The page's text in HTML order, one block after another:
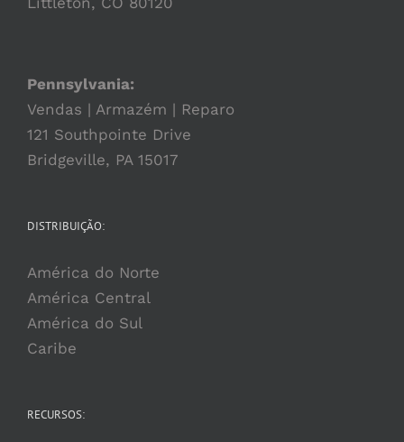
Pennsylvania:
Vendas | Armazém | Reparo
121 Southpointe Drive
Bridgeville, PA 15017
DISTRIBUIÇÃO:
América do Norte
América Central
América do Sul
Caribe
RECURSOS: